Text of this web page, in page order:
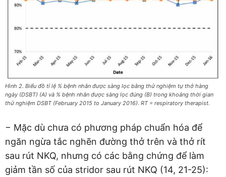
Hình 2. Biểu đồ tỉ lệ % bệnh nhân được sàng lọc bằng thử nghiệm tự thở hàng
ngày (DSBT) (A) và % bệnh nhân được sàng lọc đúng (B) trong khoảng thời gian
thử nghiệm DSBT (February 2015 to January 2016). RT = respiratory therapist.
− Mặc dù chưa có phương pháp chuẩn hóa để
ngăn ngừa tắc nghẽn đường thở trên và thở rít
sau rút NKQ, nhưng có các bằng chứng để làm
giảm tần số của stridor sau rút NKQ (14, 21-25):